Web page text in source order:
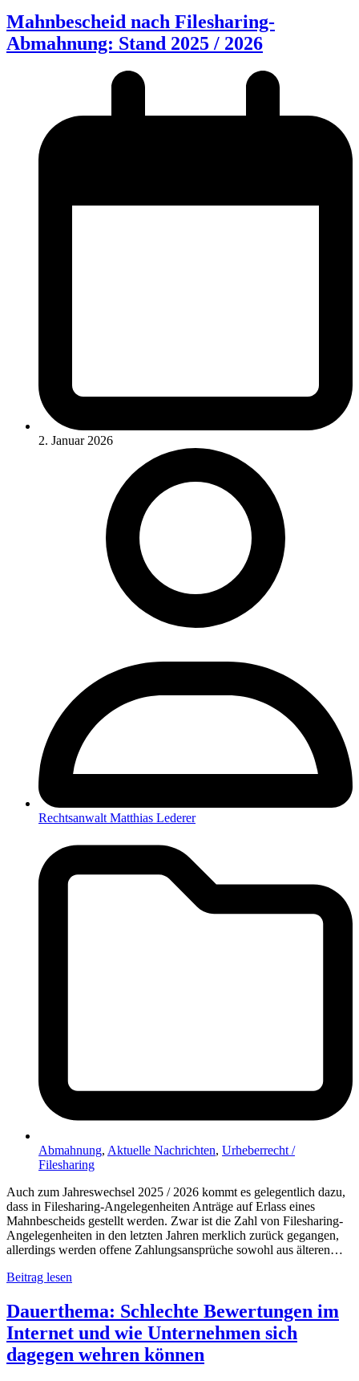
Mahnbescheid nach Filesharing-
Abmahnung: Stand 2025 / 2026
2. Januar 2026
Rechtsanwalt Matthias Lederer
Abmahnung, Aktuelle Nachrichten, Urheberrecht /
Filesharing
Auch zum Jahreswechsel 2025 / 2026 kommt es gelegentlich dazu,
dass in Filesharing-Angelegenheiten Anträge auf Erlass eines
Mahnbescheids gestellt werden. Zwar ist die Zahl von Filesharing-
Angelegenheiten in den letzten Jahren merklich zurück gegangen,
allerdings werden offene Zahlungsansprüche sowohl aus älteren…
Beitrag lesen
Dauerthema: Schlechte Bewertungen im
Internet und wie Unternehmen sich
dagegen wehren können